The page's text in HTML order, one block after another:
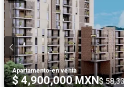
Apartamento·en venta
$ 4,900,000 MXN$